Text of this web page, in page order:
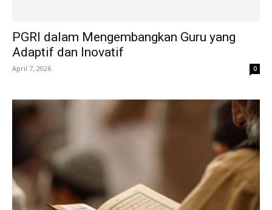
PGRI dalam Mengembangkan Guru yang
Adaptif dan Inovatif
April 7, 2026 0